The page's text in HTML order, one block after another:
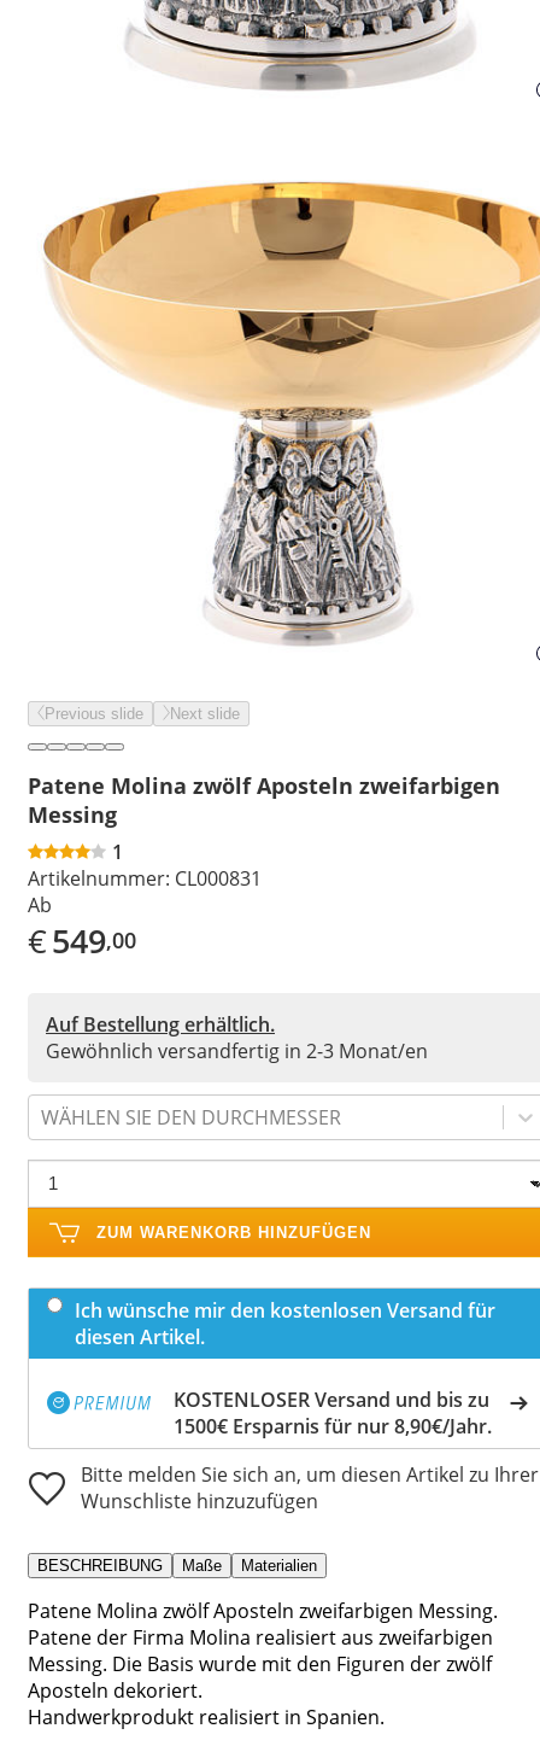
Previous slide Next slide
Patene Molina zwölf Aposteln zweifarbigen
Messing
1
Artikelnummer: CL000831
Ab
€549,00
Auf Bestellung erhältlich.
Gewöhnlich versandfertig in 2-3 Monat/en
WÄHLEN SIE DEN DURCHMESSER
ZUM WARENKORB HINZUFÜGEN
Ich wünsche mir den kostenlosen Versand für
diesen Artikel.
KOSTENLOSER Versand und bis zu
1500€ Ersparnis für nur 8,90€/Jahr.
Bitte melden Sie sich an, um diesen Artikel zu Ihrer
Wunschliste hinzuzufügen
BESCHREIBUNG Maße Materialien
Patene Molina zwölf Aposteln zweifarbigen Messing.
Patene der Firma Molina realisiert aus zweifarbigen
Messing. Die Basis wurde mit den Figuren der zwölf
Aposteln dekoriert.
Handwerkprodukt realisiert in Spanien.